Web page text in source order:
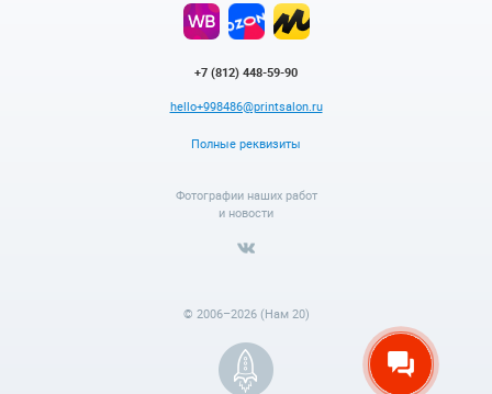
+7 (812) 448-59-90
hello+998486@printsalon.ru
Полные реквизиты
Фотографии наших работ
и новости
© 2006–2026 (Нам 20)